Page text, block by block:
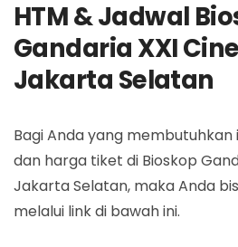
HTM & Jadwal
Gandaria XXI
Jakarta Selatan
Bagi Anda yang
dan harga tiket di Bioskop
Jakarta Selatan, maka Anda
melalui link di bawah ini.